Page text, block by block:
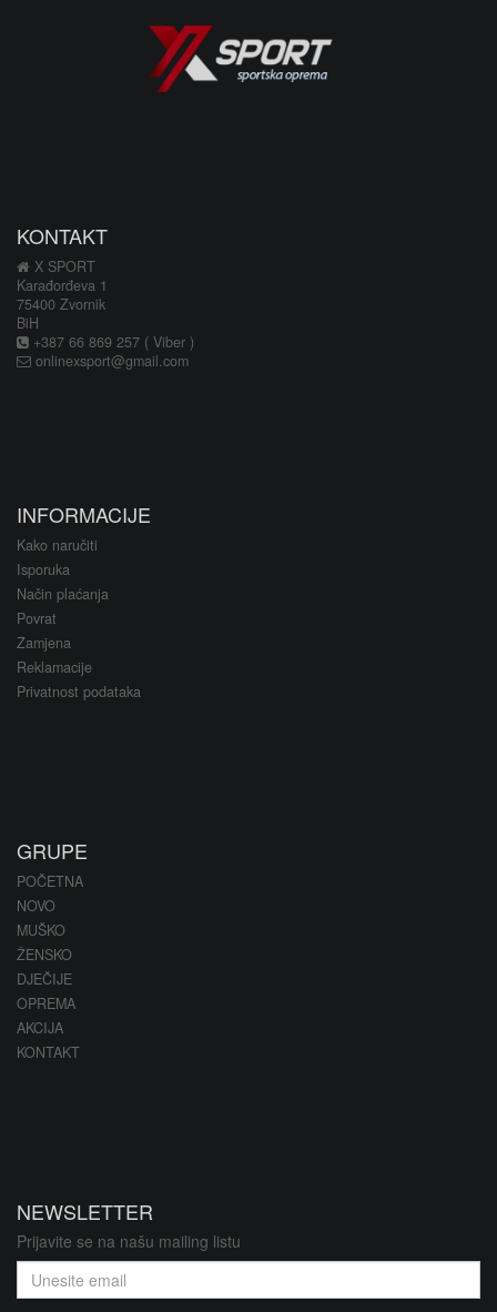
KONTAKT
X SPORT
Karađorđeva 1
75400 Zvornik
BiH
+387 66 869 257 ( Viber )
onlinexsport@gmail.com
INFORMACIJE
Kako naručiti
Isporuka
Način plaćanja
Povrat
Zamjena
Reklamacije
Privatnost podataka
GRUPE
POČETNA
NOVO
MUŠKO
ŽENSKO
DJEČIJE
OPREMA
AKCIJA
KONTAKT
NEWSLETTER
Prijavite se na našu mailing listu